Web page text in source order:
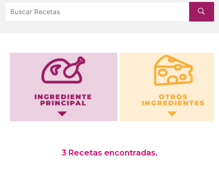
Otros Ingredientes
3 Recetas encontradas.